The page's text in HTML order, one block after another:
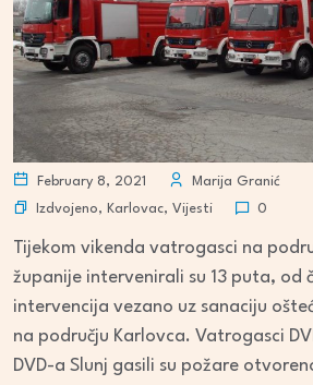
February 8, 2021
Marija Granić
Izdvojeno, Karlovac, Vijesti 0
Tijekom vikenda vatrogasci na
županije intervenirali su 13 puta, od
intervencija vezano uz sanaciju
na području Karlovca. Vatrogasci
DVD-a Slunj gasili su požare